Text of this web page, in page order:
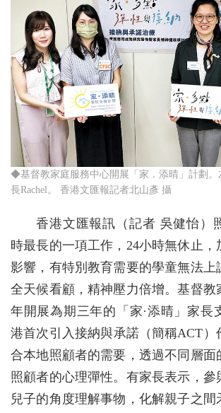
◆基督教家庭服務中心開展「家．添晴」計劃。
長Rachel。 香港文匯報記者北山彥 攝
香港文匯報訊（記者 吳健怡）
時最長的一項工作，24小時無休止，
影響，有特別教育需要的學童無法上
全天候看顧，精神壓力倍增。基督教
年開展為期三年的「家·添晴」家長
港首次引入接納與承諾（簡稱ACT）
合本地照顧者的需要，透過不同層面
照顧者的心理彈性。有家長表示，參
兒子的角度理解事物，化解親子之間